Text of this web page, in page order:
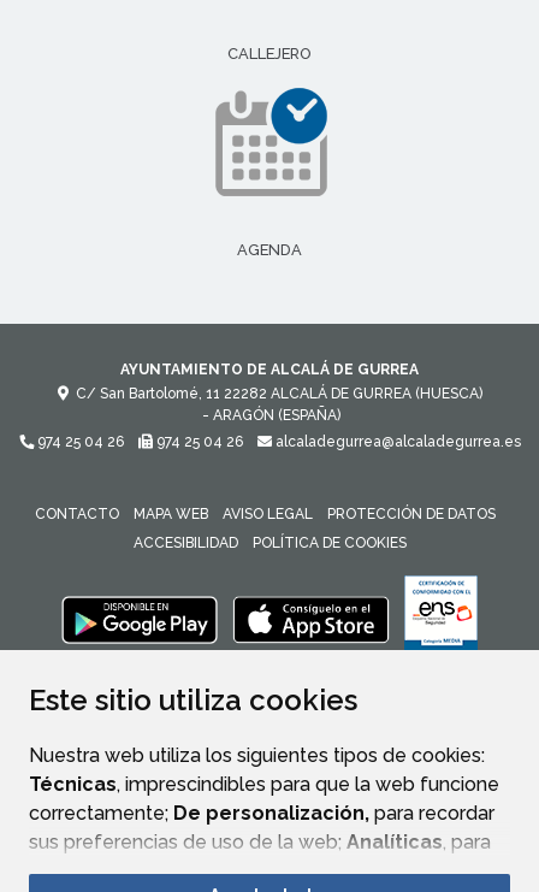
Este sitio utiliza cookies
Nuestra web utiliza los siguientes tipos de cookies:
Técnicas, imprescindibles para que la web funcione
correctamente; De personalización, para recordar
sus preferencias de uso de la web; Analíticas, para
mejorar el funcionamiento de la web y sus servicios.
CALLEJERO
AGENDA
AYUNTAMIENTO DE ALCALÁ DE GURREA
C/ San Bartolomé, 11 22282 ALCALÁ DE GURREA (HUESCA)
- ARAGÓN (ESPAÑA)
974 25 04 26
974 25 04 26 alcaladegurrea@alcaladegurrea.es
CONTACTO MAPA WEB AVISO LEGAL
PROTECCIÓN DE DATOS
ACCESIBILIDAD
POLÍTICA DE COOKIES